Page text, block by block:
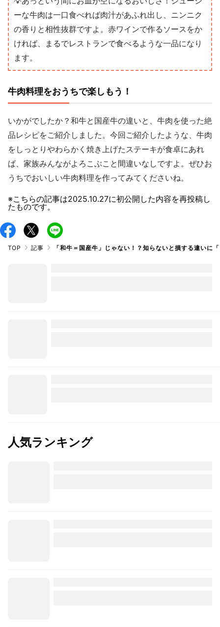
ーな牛肉は一口食べれば肉汁があふれ出し、ニンニク
の香りと相性抜群ですよ。赤ワインで作るソースをか
ければ、まるでレストランで食べるような一品になり
ます。
牛肉料理をおうちで楽しもう！
いかがでしたか？和牛と国産牛の違いと、牛肉を使った絶
品レシピをご紹介しました。今回ご紹介したような、牛肉
をしっとりやわらかく焼き上げたステーキが食卓にあれ
ば、家族みんながよろこぶこと間違いなしですよ。ぜひお
うちでおいしい牛肉料理を作ってみてくださいね。
※こちらの記事は2025.10.27に初公開した内容を再投稿し
たものです。
TOP 記事 「和牛＝国産牛」じゃない！？知らないと損する違いに
人気ランキング